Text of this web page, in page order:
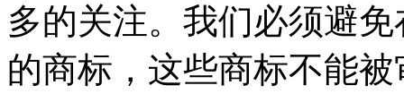
多的关注。我们必须避
的商标，这些商标不能